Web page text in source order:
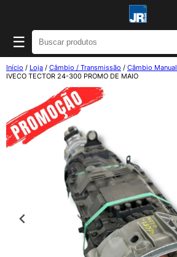
☰
Início / Loja / Câmbio / Transmissão / Câmbio Manual
IVECO TECTOR 24-300 PROMO DE MAIO